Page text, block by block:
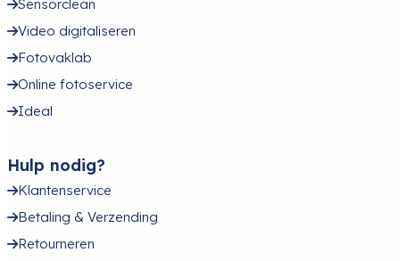
Sensorclean
Video digitaliseren
Fotovaklab
Online fotoservice
Ideal
Hulp nodig?
Klantenservice
Betaling & Verzending
Retourneren